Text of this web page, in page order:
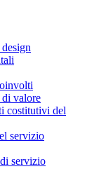
di valore
costitutivi del
servizio
servizio